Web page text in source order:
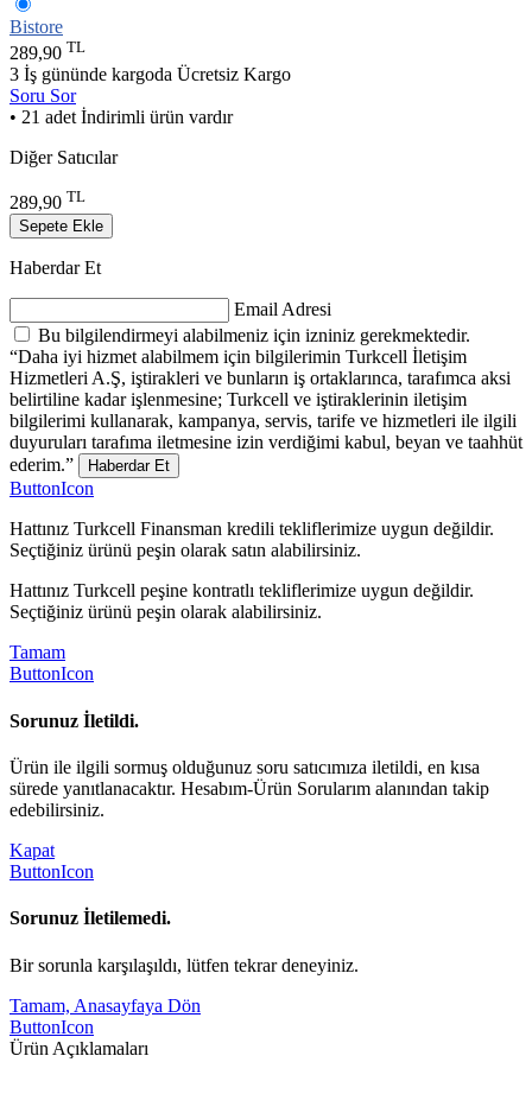
Bistore
289,90 TL
3 İş gününde kargoda Ücretsiz Kargo
Soru Sor
• 21 adet İndirimli ürün vardır
Diğer Satıcılar
289,90 TL
Sepete Ekle
Haberdar Et
Email Adresi
Bu bilgilendirmeyi alabilmeniz için izniniz gerekmektedir.
“Daha iyi hizmet alabilmem için bilgilerimin Turkcell İletişim
Hizmetleri A.Ş, iştirakleri ve bunların iş ortaklarınca, tarafımca aksi
belirtiline kadar işlenmesine; Turkcell ve iştiraklerinin iletişim
bilgilerimi kullanarak, kampanya, servis, tarife ve hizmetleri ile ilgili
duyuruları tarafıma iletmesine izin verdiğimi kabul, beyan ve taahhüt
ederim.”
Haberdar Et
ButtonIcon
Hattınız Turkcell Finansman kredili tekliflerimize uygun değildir.
Seçtiğiniz ürünü peşin olarak satın alabilirsiniz.
Hattınız Turkcell peşine kontratlı tekliflerimize uygun değildir.
Seçtiğiniz ürünü peşin olarak alabilirsiniz.
Tamam
ButtonIcon
Sorunuz İletildi.
Ürün ile ilgili sormuş olduğunuz soru satıcımıza iletildi, en kısa
sürede yanıtlanacaktır. Hesabım-Ürün Sorularım alanından takip
edebilirsiniz.
Kapat
ButtonIcon
Sorunuz İletilemedi.
Bir sorunla karşılaşıldı, lütfen tekrar deneyiniz.
Tamam, Anasayfaya Dön
ButtonIcon
Ürün Açıklamaları